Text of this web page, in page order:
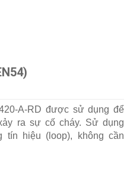
RD được sử dụng để
ra sự cố cháy. Sử dụng
tín hiệu (loop), không cần